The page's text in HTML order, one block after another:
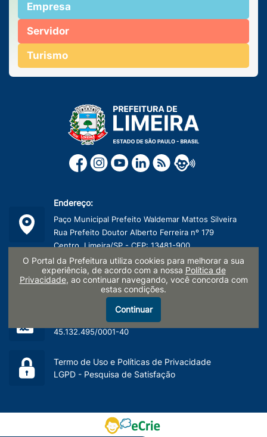
Empresa
Servidor
Turismo
Endereço:
Paço Municipal Prefeito Waldemar Mattos Silveira
Rua Prefeito Doutor Alberto Ferreira nº 179
Centro, Limeira/SP - CEP: 13481-900
Telefone:
(19) 3404-9600
45.132.495/0001-40
Termo de Uso e Políticas de Privacidade
LGPD - Pesquisa de Satisfação
O Portal da Prefeitura utiliza cookies para melhorar a sua
experiência, de acordo com a nossa Política de
Privacidade, ao continuar navegando, você concorda com
estas condições.
Continuar